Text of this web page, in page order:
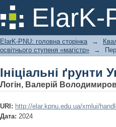
ElarK-
Ініціальні ґрунти
ElarK-PNU: головна сторінка →
освітнього ступеня «магістр»
→
Ініціальні ґрунти
Логін, Валерій
URI: http://elar.kpnu.edu.ua/xmlui/
Дата: 2024